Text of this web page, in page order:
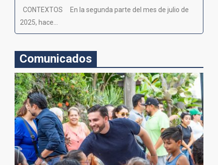
CONTEXTOS En la segunda parte del mes de julio de
2025, hace...
Comunicados